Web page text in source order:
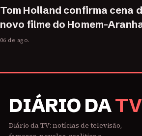
Tom Holland confirma cena
novo filme do Homem-
06 de ago.
DIÁRIO DATV
Diário da TV: notícias de televisão,